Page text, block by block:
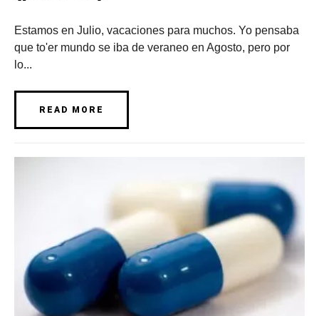
Estamos en Julio, vacaciones para muchos. Yo pensaba
que to'er mundo se iba de veraneo en Agosto, pero por
lo...
READ MORE